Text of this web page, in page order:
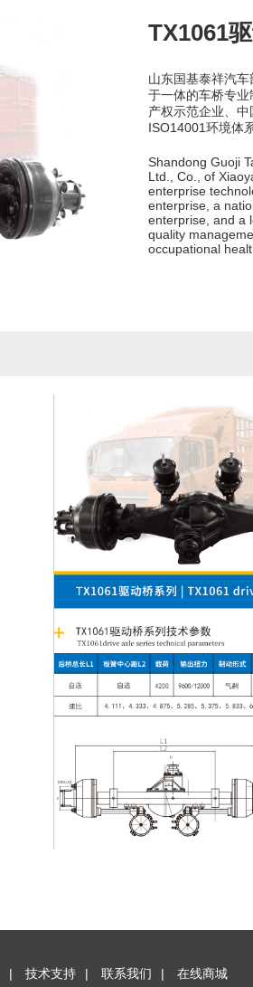
TX1061
山东国基泰祥汽
于一体的车桥专
产权示范企业、
ISO14001环境体
Shandong Guoji
Ltd., Co., of
enterprise
enterprise, a
enterprise, and a
quality
occupational
| 技术支持 | 联系我们 | 在线商城